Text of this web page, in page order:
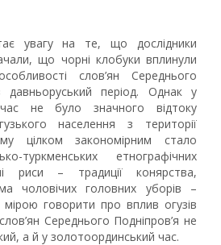
увагу на те, що дослідники
що чорні клобуки вплинули
слов’ян Середнього
давньоруський період. Однак у
час не було значного відтоку
населення з території
цілком закономірним стало
туркменських етнографічних
риси – традиції конярства,
чоловічих головних уборів –
говорити про вплив огузів
Середнього Подніпров’я не
а й у золотоординський час.